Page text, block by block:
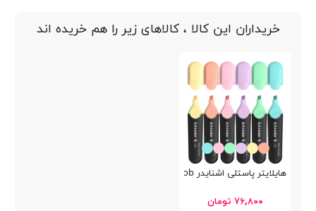
خریداران این کالا ، کالاهای زیر را هم خریده اند
هایلایتر پاستلی اشنایدر Job
۷۶,۸۰۰ تومان